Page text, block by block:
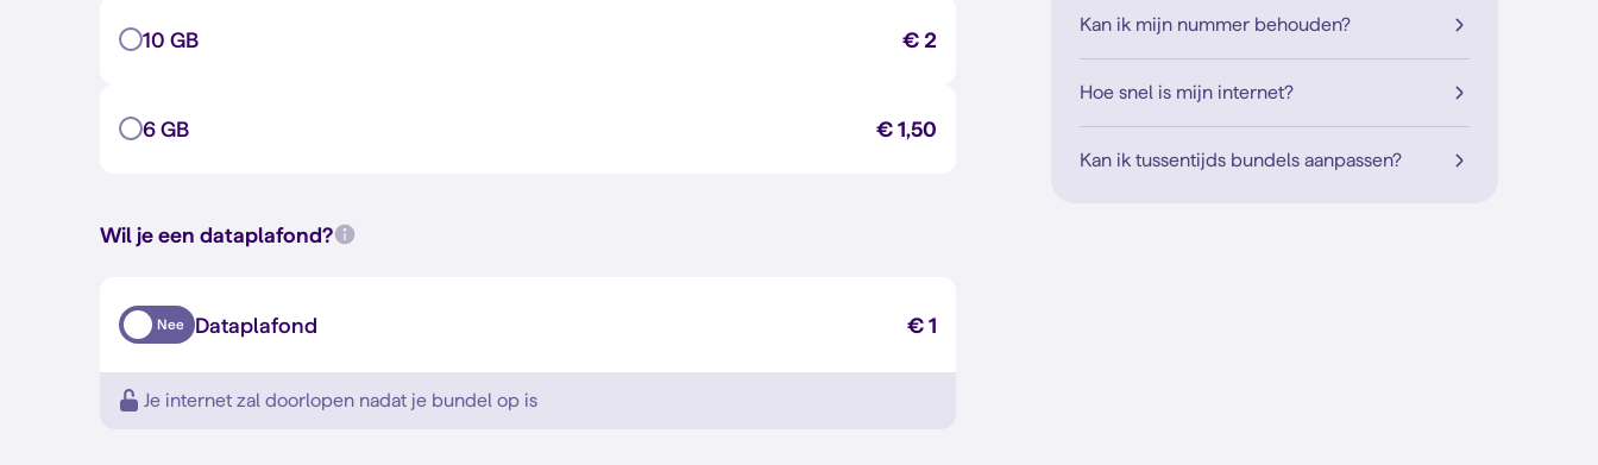
10 GB € 2
6 GB € 1,50
Wil je een dataplafond?
Nee Dataplafond € 1
Je internet zal doorlopen nadat je bundel op is
Kan ik mijn nummer behouden?
Hoe snel is mijn internet?
Kan ik tussentijds bundels aanpassen?